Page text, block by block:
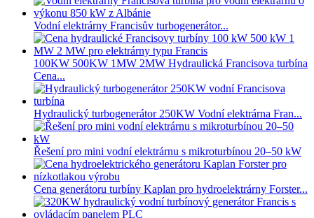
Vodní elektrárny Francisův turbogenerátor...
100KW 500KW 1MW 2MW Hydraulická Francisova turbína
Cena...
Hydraulický turbogenerátor 250KW Vodní elektrárna Fran...
Řešení pro mini vodní elektrárnu s mikroturbínou 20–50 kW
Cena generátoru turbíny Kaplan pro hydroelektrárny Forster...